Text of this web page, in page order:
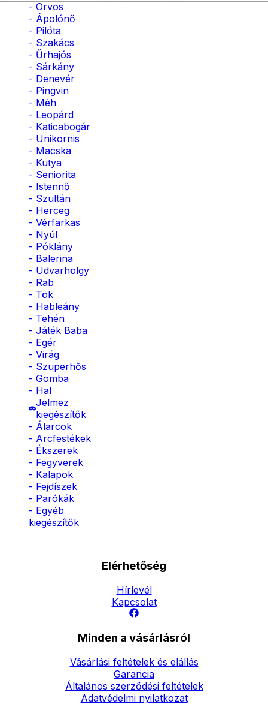
- Orvos
- Ápolónő
- Pilóta
- Szakács
- Űrhajós
- Sárkány
- Denevér
- Pingvin
- Méh
- Leopárd
- Katicabogár
- Unikornis
- Macska
- Kutya
- Seniorita
- Istennő
- Szultán
- Herceg
- Vérfarkas
- Nyúl
- Póklány
- Balerina
- Udvarhölgy
- Rab
- Tök
- Hableány
- Tehén
- Játék Baba
- Egér
- Virág
- Szuperhős
- Gomba
- Hal
Jelmez
kiegészítők
- Álarcok
- Arcfestékek
- Ékszerek
- Fegyverek
- Kalapok
- Fejdíszek
- Parókák
- Egyéb
kiegészítők
Elérhetőség
Hírlevél
Kapcsolat
Minden a vásárlásról
Vásárlási feltételek és elállás
Garancia
Általános szerződési feltételek
Adatvédelmi nyilatkozat